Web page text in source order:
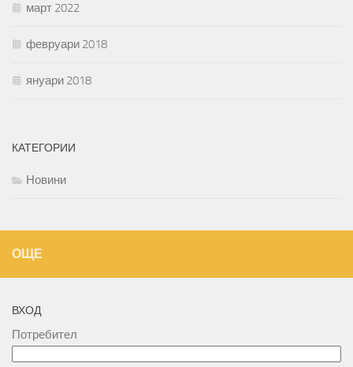
март 2022
февруари 2018
януари 2018
КАТЕГОРИИ
Новини
ОЩЕ
ВХОД
Потребител